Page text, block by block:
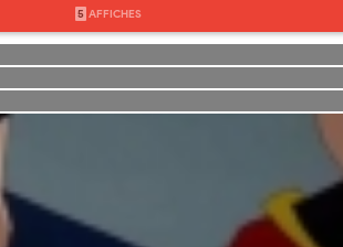
5 AFFICHES